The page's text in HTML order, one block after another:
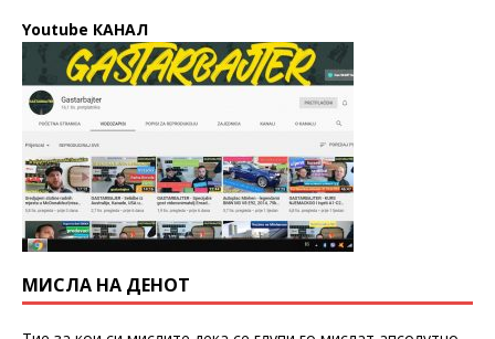
Youtube КАНАЛ
МИСЛА НА ДЕНОТ